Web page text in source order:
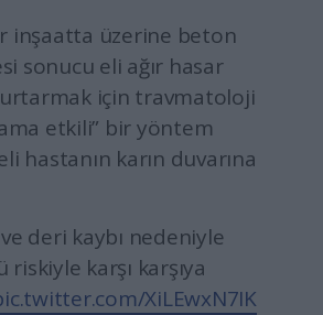
inşaatta üzerine beton
sonucu eli ağır hasar
için travmatoloji
etkili” bir yöntem
hastanın karın duvarına
deri kaybı nedeniyle
karşı karşıya
XiLEwxN7IK